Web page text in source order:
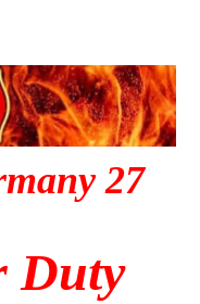
27
Duty